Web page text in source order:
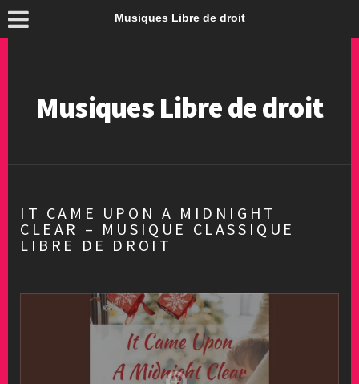
Musiques Libre de droit
Musiques Libre de droit
IT CAME UPON A MIDNIGHT
CLEAR – MUSIQUE CLASSIQUE
LIBRE DE DROIT